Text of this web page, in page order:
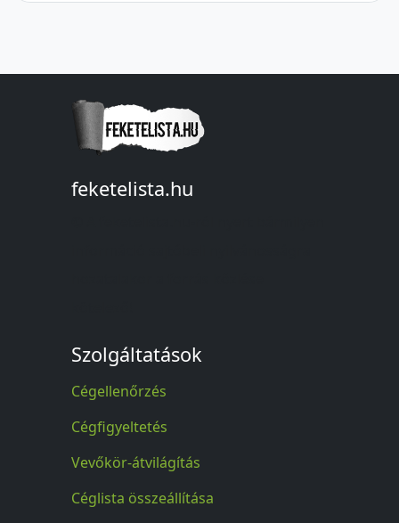
feketelista.hu
Szolgáltatások
Cégellenőrzés
Cégfigyeltetés
Vevőkör-átvilágítás
Céglista összeállítása